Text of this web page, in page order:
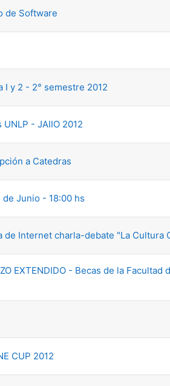
de Software
I y 2 - 2° semestre 2012
- JAIIO 2012
a Catedras
Junio - 18:00 hs
de Internet charla-debate "La Cultura
EXTENDIDO - Becas de la
CUP 2012